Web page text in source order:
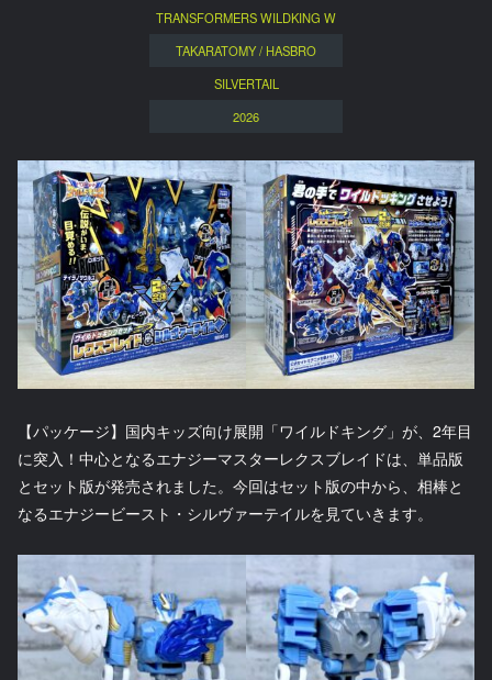
TRANSFORMERS WILDKING W
TAKARATOMY / HASBRO
SILVERTAIL
2026
【パッケージ】国内キッズ向け展開「ワイルドキング」が、2年目
に突入！中心となるエナジーマスターレクスブレイドは、単品版
とセット版が発売されました。今回はセット版の中から、相棒と
なるエナジービースト・シルヴァーテイルを見ていきます。